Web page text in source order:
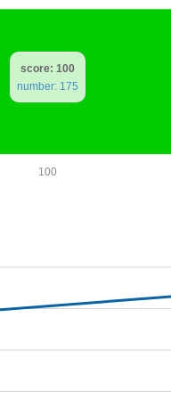
100
score: 100
number: 175